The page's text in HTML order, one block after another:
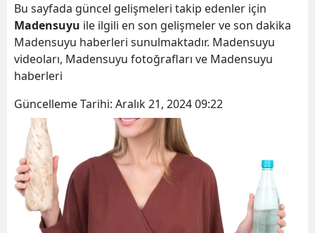
Bu sayfada güncel gelişmeleri takip edenler için
Madensuyu ile ilgili en son gelişmeler ve son dakika
Madensuyu haberleri sunulmaktadır. Madensuyu
videoları, Madensuyu fotoğrafları ve Madensuyu
haberleri
Güncelleme Tarihi: Aralık 21, 2024 09:22